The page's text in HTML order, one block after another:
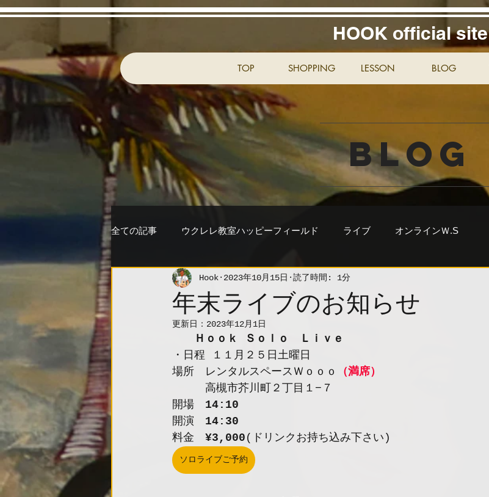
HOOK official site
TOP SHOPPING LESSON BLOG
BLOG
全ての記事 ウクレレ教室ハッピーフィールド ライブ オンラインＷ.S
年末ライブのお知らせ
Hook 2023年10月15日 読了時間: 1分
更新日： 2023年12月1日
Ｈｏｏｋ Ｓｏｌｏ　Ｌｉｖｅ
・日程 １１月２５日土曜日
場所　レンタルスペースＷｏｏｏ
（満席）
高槻市芥川町２丁目１−７
開場 14:10
開演 14:30
料金 ¥3,000 (ドリンクお持ち込み下さい)
ソロライブご予約